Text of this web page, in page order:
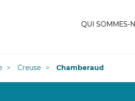
QUI SOMMES-
Creuse Chamberaud